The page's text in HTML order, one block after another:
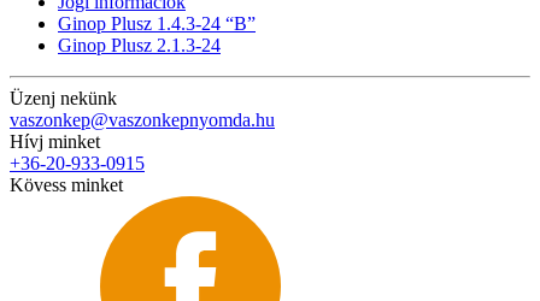
Ginop Plusz 1.4.3-24 “B”
Ginop Plusz 2.1.3-24
Üzenj nekünk
vaszonkep@vaszonkepnyomda.hu
Hívj minket
+36-20-933-0915
Kövess minket